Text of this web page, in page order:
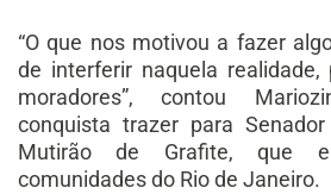
“O que nos motivou a fazer
de interferir naquela realidade,
moradores”, contou
conquista trazer para
Mutirão de Grafite, que
comunidades do Rio de Janeiro.